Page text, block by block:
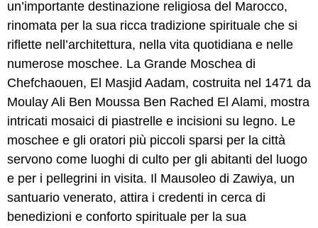
un’importante destinazione religiosa del Marocco,
rinomata per la sua ricca tradizione spirituale che si
riflette nell’architettura, nella vita quotidiana e nelle
numerose moschee. La Grande Moschea di
Chefchaouen, El Masjid Aadam, costruita nel 1471 da
Moulay Ali Ben Moussa Ben Rached El Alami, mostra
intricati mosaici di piastrelle e incisioni su legno. Le
moschee e gli oratori più piccoli sparsi per la città
servono come luoghi di culto per gli abitanti del luogo
e per i pellegrini in visita. Il Mausoleo di Zawiya, un
santuario venerato, attira i credenti in cerca di
benedizioni e conforto spirituale per la sua